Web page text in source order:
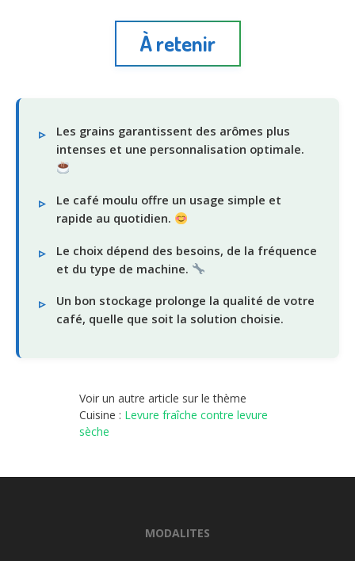
À retenir
Les grains garantissent des arômes plus
intenses et une personnalisation optimale.
Le café moulu offre un usage simple et
rapide au quotidien.
Le choix dépend des besoins, de la fréquence
et du type de machine.
Un bon stockage prolonge la qualité de votre
café, quelle que soit la solution choisie.
Voir un autre article sur le thème
Cuisine : Levure fraîche contre levure
sèche
MODALITES